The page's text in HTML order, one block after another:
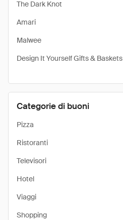
The Dark Knot
Amari
Malwee
Design It Yourself Gifts & Baskets
Categorie di buoni
Pizza
Ristoranti
Televisori
Hotel
Viaggi
Shopping